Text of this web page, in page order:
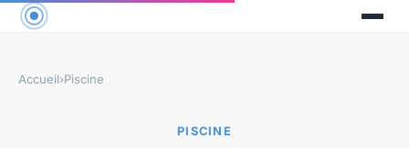
Accueil›Piscine
PISCINE